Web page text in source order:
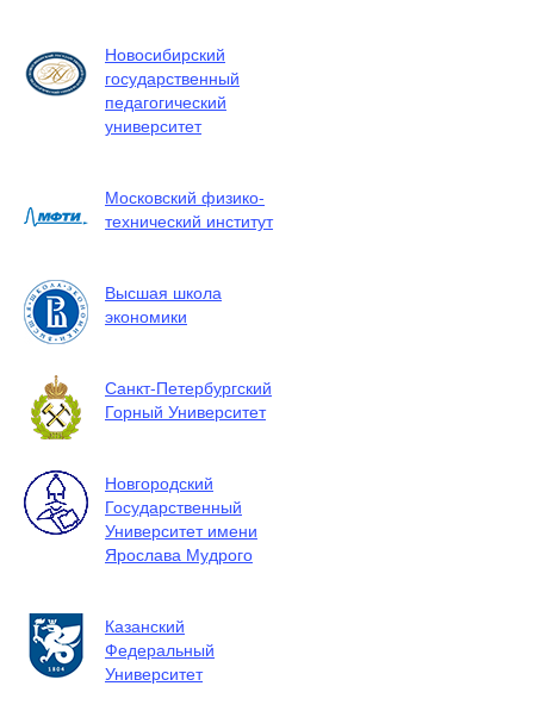
Новосибирский
государственный
педагогический
университет
Московский физико-
технический институт
Высшая школа
экономики
Санкт-Петербургский
Горный Университет
Новгородский
Государственный
Университет имени
Ярослава Мудрого
Казанский
Федеральный
Университет